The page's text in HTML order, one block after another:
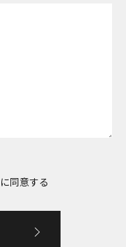
に同意する